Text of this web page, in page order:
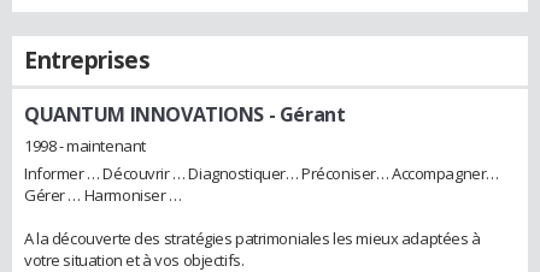
Entreprises
QUANTUM INNOVATIONS - Gérant
1998 - maintenant
Informer … Découvrir … Diagnostiquer… Préconiser… Accompagner…
Gérer … Harmoniser …
A la découverte des stratégies patrimoniales les mieux adaptées à
votre situation et à vos objectifs.